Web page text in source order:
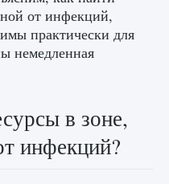
в EA
от инфекций,
практически для
немедленная
в зоне,
инфекций?